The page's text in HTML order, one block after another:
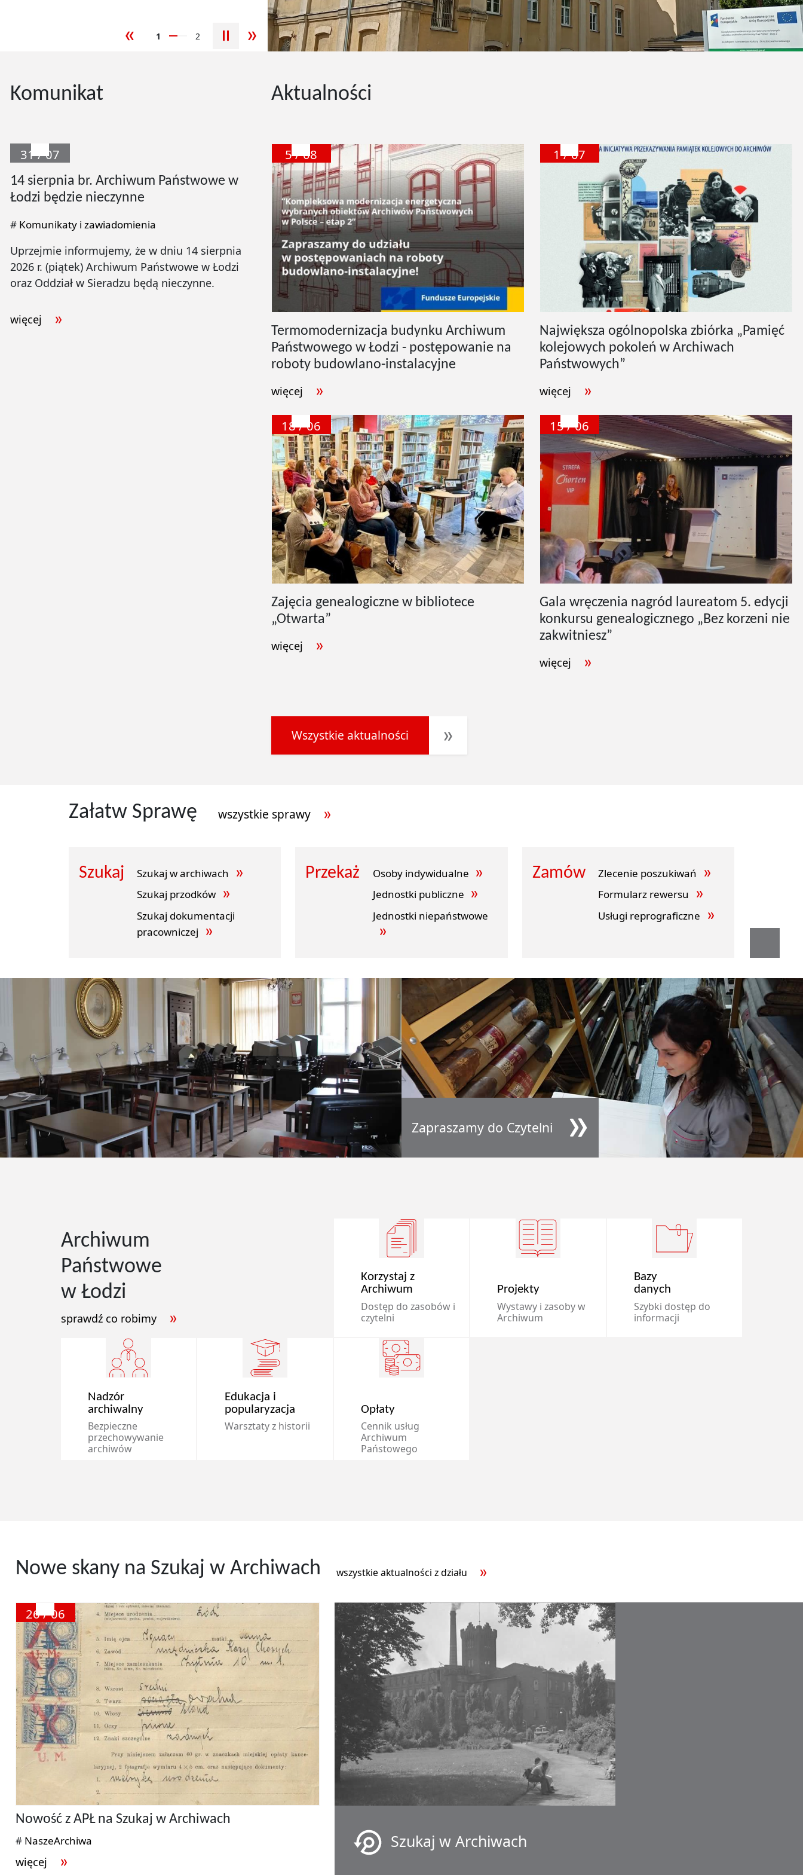
poprzedni slajd
1 2 następny slajd
Komunikat
31 / 07
14 sierpnia br. Archiwum Państwowe w
Łodzi będzie nieczynne
# Komunikaty i zawiadomienia
Uprzejmie informujemy, że w dniu 14 sierpnia
2026 r. (piątek) Archiwum Państwowe w Łodzi
oraz Oddział w Sieradzu będą nieczynne.
więcej
Aktualności
5 / 08
Termomodernizacja budynku Archiwum
Państwowego w Łodzi - postępowanie na
roboty budowlano-instalacyjne
więcej
1 / 07
Największa ogólnopolska zbiórka „Pamięć
kolejowych pokoleń w Archiwach
Państwowych”
więcej
18 / 06
Zajęcia genealogiczne w bibliotece
„Otwarta”
więcej
15 / 06
Gala wręczenia nagród laureatom 5. edycji
konkursu genealogicznego „Bez korzeni nie
zakwitniesz”
więcej
Wszystkie aktualności
Załatw Sprawę wszystkie sprawy
Szukaj
Szukaj w archiwach
Szukaj przodków
Szukaj dokumentacji
pracowniczej
Przekaż
Osoby indywidualne
Jednostki publiczne
Jednostki niepaństwowe
Zamów
Zlecenie poszukiwań
Formularz rewersu
Usługi reprograficzne
Zapraszamy do Czytelni
Archiwum
Państwowe
w Łodzi
sprawdź co robimy
Korzystaj z
Archiwum
Dostęp do zasobów i
czytelni
Projekty
Wystawy i zasoby w
Archiwum
Bazy
danych
Szybki dostęp do
informacji
Nadzór
archiwalny
Bezpieczne
przechowywanie
archiwów
Edukacja i
popularyzacja
Warsztaty z historii
Opłaty
Cennik usług
Archiwum
Państowego
Nowe skany na Szukaj w Archiwach wszystkie aktualności z działu
26 / 06
Nowość z APŁ na Szukaj w Archiwach
# NaszeArchiwa
więcej
Szukaj w Archiwach